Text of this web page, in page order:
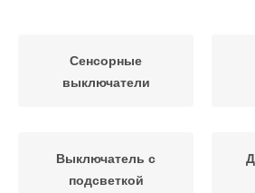
Сенсорные
выключатели
Выключатель с
подсветкой